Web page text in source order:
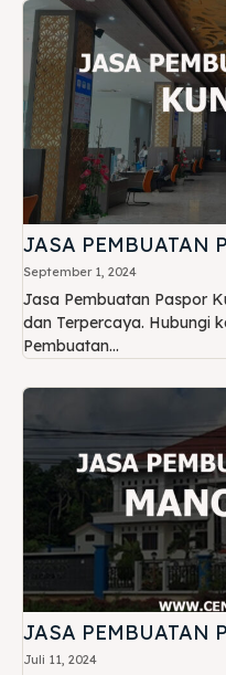
JASA PEMBUATAN
September 1, 2024
Jasa Pembuatan Paspor
dan Terpercaya. Hubungi
Pembuatan...
JASA PEMBUATAN
Juli 11, 2024